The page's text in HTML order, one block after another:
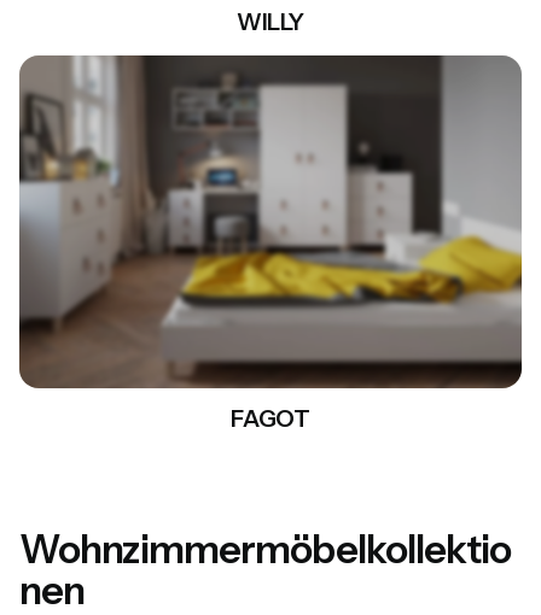
WILLY
+32
FAGOT
Wohnzimmermöbelkollektio
nen